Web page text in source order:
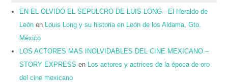
EN EL OLVIDO EL SEPULCRO DE LUIS LONG - El Heraldo de
León en
Louis Long y su historia en León de los Aldama, Gto.
México
LOS ACTORES MAS INOLVIDABLES DEL CINE MEXICANO –
STORY EXPRESS en
Los actores y actrices de la época de oro
del cine mexicano